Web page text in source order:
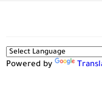
Powered by